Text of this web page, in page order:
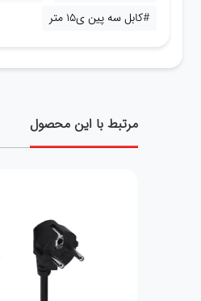
#کابل سه پین ی15 متر
مرتبط با این محصول